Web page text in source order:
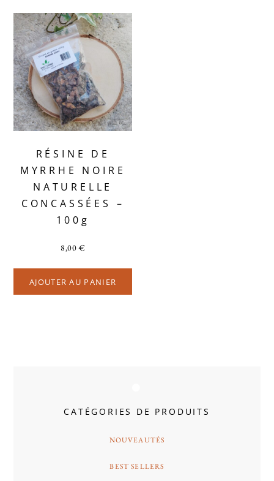
RÉSINE DE
MYRRHE NOIRE
NATURELLE
CONCASSÉES –
100g
8,00€
AJOUTER AU PANIER
CATÉGORIES DE PRODUITS
NOUVEAUTÉS
BEST SELLERS